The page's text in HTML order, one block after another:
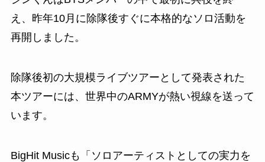
え、昨年10月に除隊後すぐに本格的なソロ活動を
再開しました。
除隊後初の大規模ライブツアーとして発表された
本ツアーには、世界中のARMYが熱い視線を送って
います。
BigHit Musicも「ソロアーティストとしての実力を